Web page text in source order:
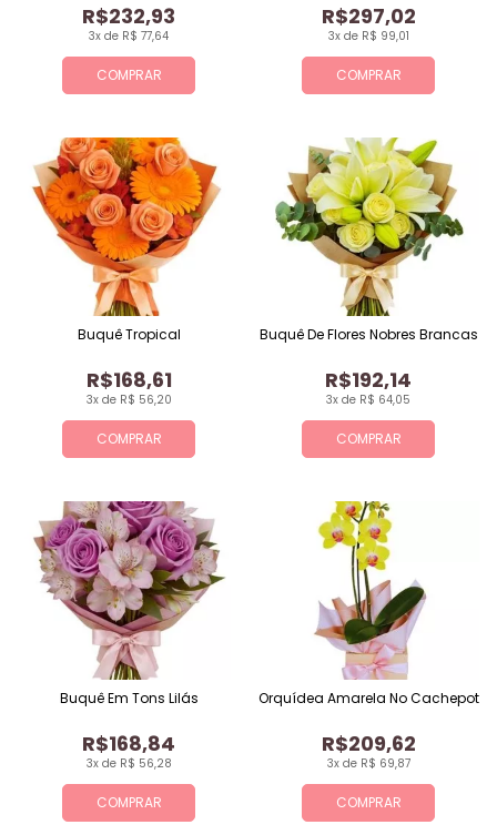
COMPRAR
3x de R$ 77,64
R$232,93
COMPRAR
3x de R$ 99,01
R$297,02
COMPRAR
3x de R$ 56,20
R$168,61
Buquê Tropical
COMPRAR
3x de R$ 64,05
R$192,14
Buquê De Flores Nobres Brancas
COMPRAR
3x de R$ 56,28
R$168,84
Buquê Em Tons Lilás
COMPRAR
3x de R$ 69,87
R$209,62
Orquídea Amarela No Cachepot